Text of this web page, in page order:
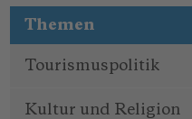
Themen
Tourismuspolitik
Kultur und Religion